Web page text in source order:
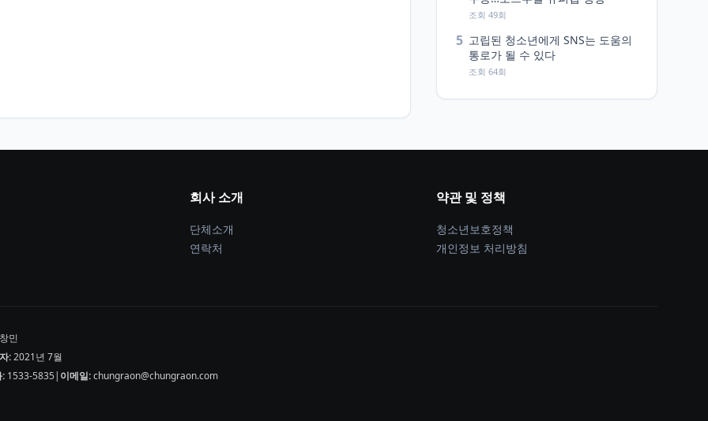
조회 49회
5 고립된 청소년에게 SNS는 도움의
통로가 될 수 있다
조회 64회
회사 소개
단체소개
연락처
약관 및 정책
청소년보호정책
개인정보 처리방침
민
:2021년 7월
: 1533-5835| 이메일:chungraon@chungraon.com